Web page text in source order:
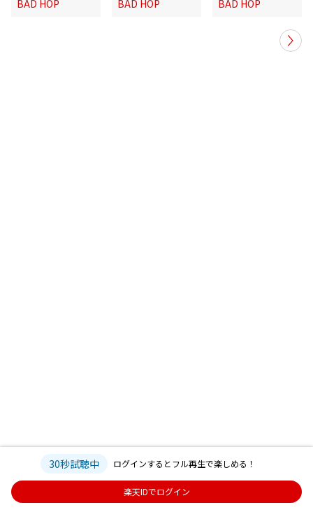
BAD HOP
BAD HOP
BAD HOP
30秒試聴中 ログインするとフル再生で楽しめる！
楽天IDでログイン